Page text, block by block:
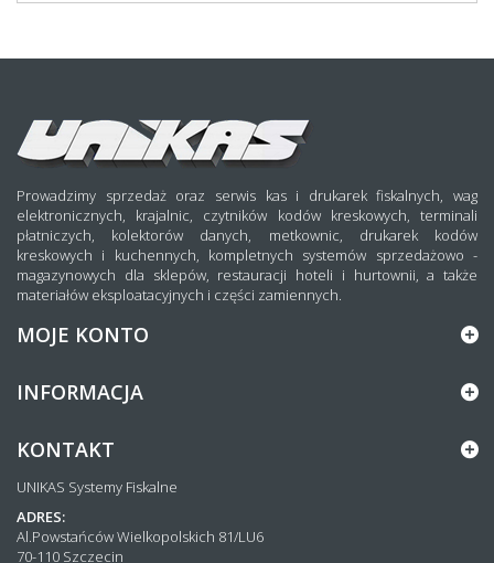
Prowadzimy sprzedaż oraz serwis kas i drukarek fiskalnych, wag
elektronicznych, krajalnic, czytników kodów kreskowych, terminali
płatniczych, kolektorów danych, metkownic, drukarek kodów
kreskowych i kuchennych, kompletnych systemów sprzedażowo -
magazynowych dla sklepów, restauracji hoteli i hurtownii, a także
materiałów eksploatacyjnych i części zamiennych.
MOJE KONTO
INFORMACJA
KONTAKT
UNIKAS Systemy Fiskalne
ADRES:
Al.Powstańców Wielkopolskich 81/LU6
70-110 Szczecin